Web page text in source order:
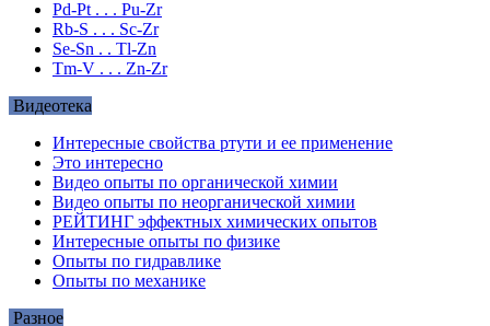
Pd-Pt . . . Pu-Zr
Rb-S . . . Sc-Zr
Se-Sn . . Tl-Zn
Tm-V . . . Zn-Zr
Видеотека
Интересные свойства ртути и ее применение
Это интересно
Видео опыты по органической химии
Видео опыты по неорганической химии
РЕЙТИНГ эффектных химических опытов
Интересные опыты по физике
Опыты по гидравлике
Опыты по механике
Разное